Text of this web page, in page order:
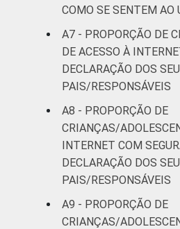
¹Base: 2 105 usuários
anos. Dados coletados
2014 e fevereiro de
Fonte: NIC.br - out 2014
COMO SE SENTEM AO
A7 - PROPORÇÃO DE
DE ACESSO À
DECLARAÇÃO DOS
PAIS/RESPONSÁVEIS
A8 - PROPORÇÃO DE
CRIANÇAS/
INTERNET COM
DECLARAÇÃO DOS
PAIS/RESPONSÁVEIS
A9 - PROPORÇÃO DE
CRIANÇAS/